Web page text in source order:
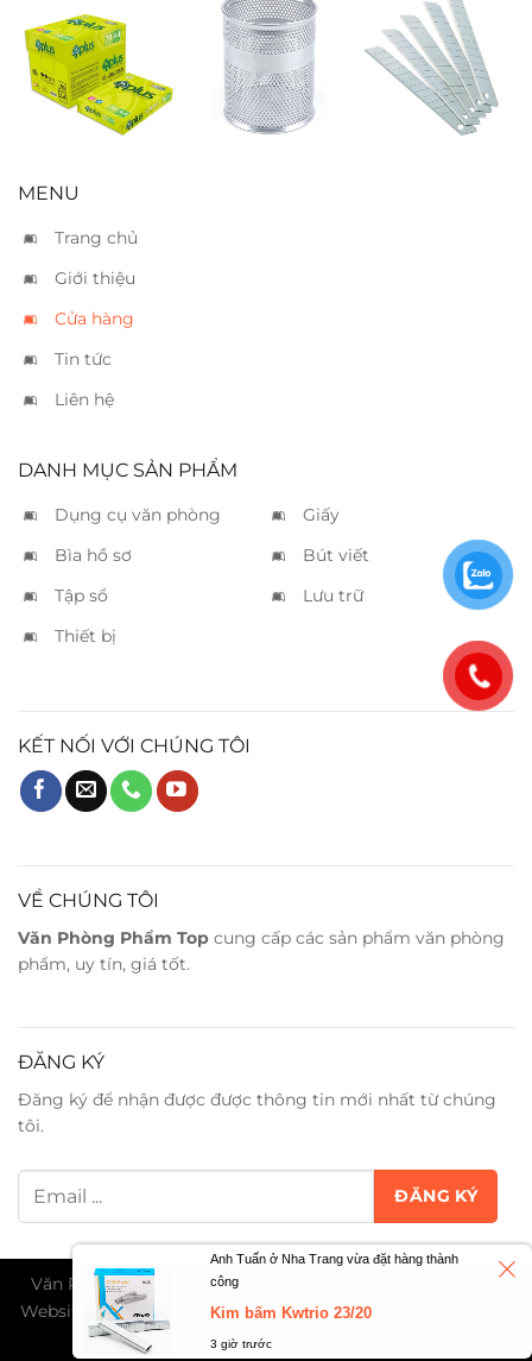
Giấy IK Plus A4
70
Hộp bút lưới
tròn
Lưỡi dao rọc
nhỏ
MENU
Trang chủ
Giới thiệu
Cửa hàng
Tin tức
Liên hệ
DANH MỤC SẢN PHẨM
Dụng cụ văn phòng
Giấy
Bìa hồ sơ
Bút viết
Tập sổ
Lưu trữ
Thiết bị
KẾT NỐI VỚI CHÚNG TÔI
VỀ CHÚNG TÔI
Văn Phòng Phẩm Top cung cấp các sản phẩm văn phòng
phẩm, uy tín, giá tốt.
ĐĂNG KÝ
Đăng ký để nhận được được thông tin mới nhất từ chúng
tôi.
Văn Phòng Phẩm Trân Phát ©2026. All Rights Reserved -
Website đang trong giai đoạn thử nghiệm và chờ cấp phép
TMĐT...
Anh Tuấn ở Nha Trang vừa đặt hàng thành
công
Kim bấm Kwtrio 23/20
3 giờ trước